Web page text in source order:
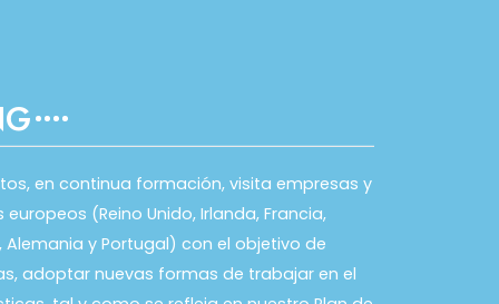
en continua formación, visita empresas y
(Reino Unido, Irlanda, Francia,
Alemania y Portugal) con el objetivo de
adoptar nuevas formas de trabajar en el